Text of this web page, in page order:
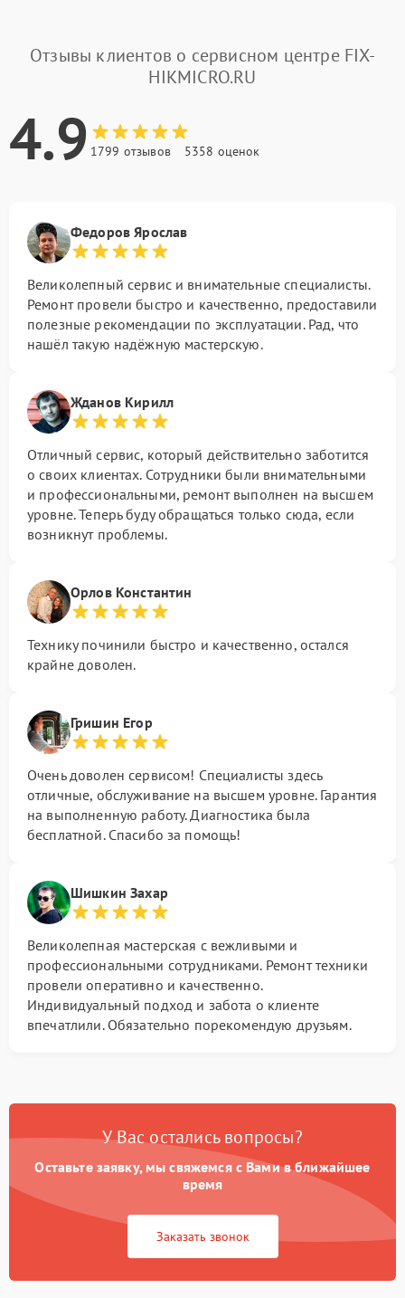
Отзывы клиентов о сервисном центре FIX-
HIKMICRO.RU
4.9 1799 отзывов 5358 оценок
Федоров Ярослав
Великолепный сервис и внимательные специалисты.
Ремонт провели быстро и качественно, предоставили
полезные рекомендации по эксплуатации. Рад, что
нашёл такую надёжную мастерскую.
Жданов Кирилл
Отличный сервис, который действительно заботится
о своих клиентах. Сотрудники были внимательными
и профессиональными, ремонт выполнен на высшем
уровне. Теперь буду обращаться только сюда, если
возникнут проблемы.
Орлов Константин
Технику починили быстро и качественно, остался
крайне доволен.
Гришин Егор
Очень доволен сервисом! Специалисты здесь
отличные, обслуживание на высшем уровне. Гарантия
на выполненную работу. Диагностика была
бесплатной. Спасибо за помощь!
Шишкин Захар
Великолепная мастерская с вежливыми и
профессиональными сотрудниками. Ремонт техники
провели оперативно и качественно.
Индивидуальный подход и забота о клиенте
впечатлили. Обязательно порекомендую друзьям.
У Вас остались вопросы?
Оставьте заявку, мы свяжемся с Вами в ближайшее
время
Заказать звонок